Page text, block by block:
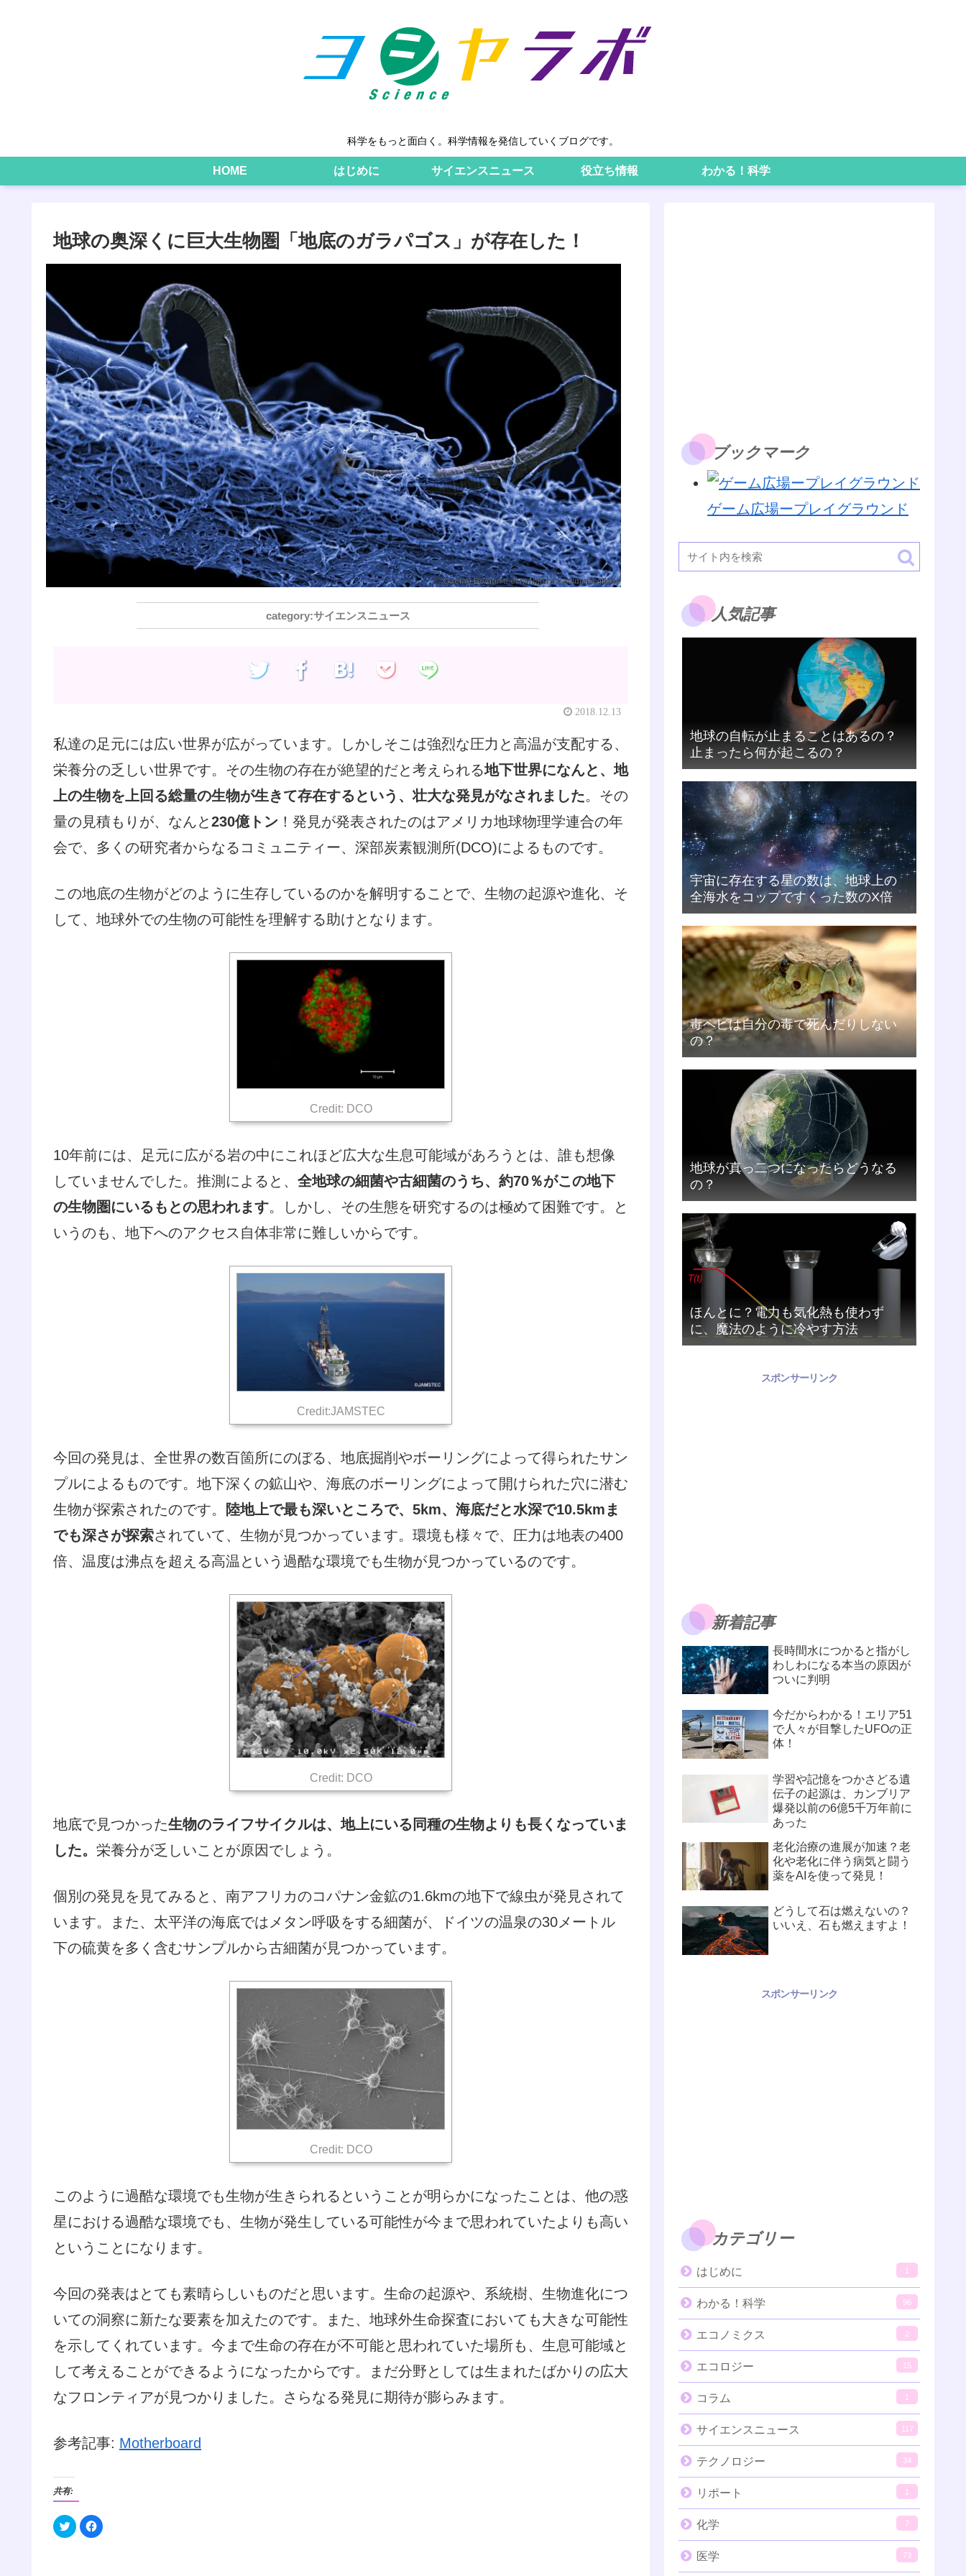
科学をもっと面白く。科学情報を発信していくブログです。
HOME はじめに サイエンスニュース 役立ち情報 わかる！科学
地球の奥深くに巨大生物圏「地底のガラパゴス」が存在した！
サイエンスニュース
2018.12.13
私達の足元には広い世界が広がっています。しかしそこは強烈な圧力と高温が支配する、
栄養分の乏しい世界です。その生物の存在が絶望的だと考えられる地下世界になんと、地
上の生物を上回る総量の生物が生きて存在するという、壮大な発見がなされました。その
量の見積もりが、なんと230億トン ！発見が発表されたのはアメリカ地球物理学連合の年
会で、多くの研究者からなるコミュニティー、深部炭素観測所(DCO)によるものです。
この地底の生物がどのように生存しているのかを解明することで、生物の起源や進化、そ
して、地球外での生物の可能性を理解する助けとなります。
Credit: DCO
10年前には、足元に広がる岩の中にこれほど広大な生息可能域があろうとは、誰も想像
していませんでした。推測によると、 全地球の細菌や古細菌のうち、約70％がこの地下
の生物圏にいるもとの思われます。しかし、その生態を研究するのは極めて困難です。と
いうのも、地下へのアクセス自体非常に難しいからです。
Credit:JAMSTEC
今回の発見は、全世界の数百箇所にのぼる、地底掘削やボーリングによって得られたサン
プルによるものです。地下深くの鉱山や、海底のボーリングによって開けられた穴に潜む
生物が探索されたのです。
陸地上で最も深いところで、5km、海底だと水深で10.5kmま
でも深さが探索されていて、生物が見つかっています。環境も様々で、圧力は地表の400
倍、温度は沸点を超える高温という過酷な環境でも生物が見つかっているのです。
Credit: DCO
地底で見つかった生物のライフサイクルは、地上にいる同種の生物よりも長くなっていま
した。 栄養分が乏しいことが原因でしょう。
個別の発見を見てみると、南アフリカのコパナン金鉱の1.6kmの地下で線虫が発見されて
います。また、太平洋の海底ではメタン呼吸をする細菌が、ドイツの温泉の30メートル
下の硫黄を多く含むサンプルから古細菌が見つかっています。
Credit: DCO
このように過酷な環境でも生物が生きられるということが明らかになったことは、他の惑
星における過酷な環境でも、生物が発生している可能性が今まで思われていたよりも高い
ということになります。
今回の発表はとても素晴らしいものだと思います。生命の起源や、系統樹、生物進化につ
いての洞察に新たな要素を加えたのです。また、地球外生命探査においても大きな可能性
を示してくれています。今まで生命の存在が不可能と思われていた場所も、生息可能域と
して考えることができるようになったからです。まだ分野としては生まれたばかりの広大
なフロンティアが見つかりました。さらなる発見に期待が膨らみます。
参考記事: Motherboard
共有:
ク
リ
F
a
ブックマーク
ゲーム広場ープレイグラウンド
人気記事
地球の自転が止まることはあるの？
止まったら何が起こるの？
宇宙に存在する星の数は、地球上の
全海水をコップですくった数のX倍
毒ヘビは自分の毒で死んだりしない
の？
地球が真っ二つになったらどうなる
の？
ほんとに？電力も気化熱も使わず
に、魔法のように冷やす方法
スポンサーリンク
新着記事
長時間水につかると指がし
わしわになる本当の原因が
ついに判明
今だからわかる！エリア51
で人々が目撃したUFOの正
体！
学習や記憶をつかさどる遺
伝子の起源は、カンブリア
爆発以前の6億5千万年前に
あった
老化治療の進展が加速？老
化や老化に伴う病気と闘う
薬をAIを使って発見！
どうして石は燃えないの？
いいえ、石も燃えますよ！
スポンサーリンク
カテゴリー
はじめに 1
わかる！科学 96
エコノミクス 2
エコロジー 15
コラム 1
サイエンスニュース 117
テクノロジー 34
リポート 1
化学 7
医学 73